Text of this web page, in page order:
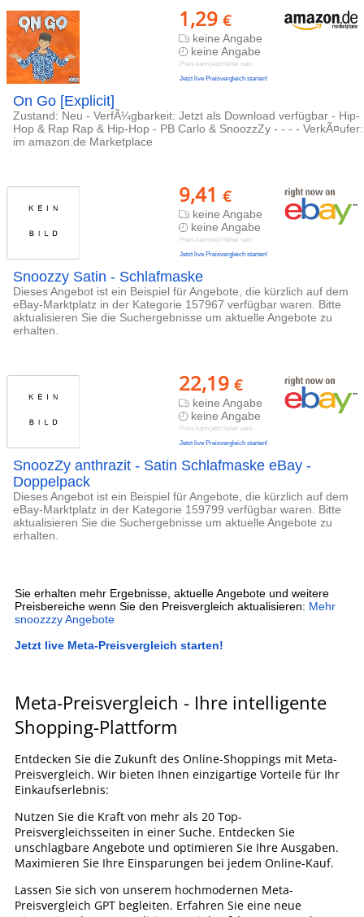
1,29 €
keine Angabe
keine Angabe
Preis kann jetzt höher sein
Jetzt live Preisvergleich starten!
On Go [Explicit]
Zustand: Neu - VerfÃ¼gbarkeit: Jetzt als Download verfügbar - Hip-
Hop & Rap Rap & Hip-Hop - PB Carlo & SnoozzZy - - - - VerkÃ¤ufer:
im amazon.de Marketplace
9,41 €
keine Angabe
keine Angabe
Preis kann jetzt höher sein
Jetzt live Preisvergleich starten!
Snoozzy Satin - Schlafmaske
Dieses Angebot ist ein Beispiel für Angebote, die kürzlich auf dem
eBay-Marktplatz in der Kategorie 157967 verfügbar waren. Bitte
aktualisieren Sie die Suchergebnisse um aktuelle Angebote zu
erhalten.
22,19 €
keine Angabe
keine Angabe
Preis kann jetzt höher sein
Jetzt live Preisvergleich starten!
SnoozZy anthrazit - Satin Schlafmaske eBay -
Doppelpack
Dieses Angebot ist ein Beispiel für Angebote, die kürzlich auf dem
eBay-Marktplatz in der Kategorie 159799 verfügbar waren. Bitte
aktualisieren Sie die Suchergebnisse um aktuelle Angebote zu
erhalten.
Sie erhalten mehr Ergebnisse, aktuelle Angebote und weitere
Preisbereiche wenn Sie den Preisvergleich aktualisieren: Mehr
snoozzzy Angebote
Jetzt live Meta-Preisvergleich starten!
Meta-Preisvergleich - Ihre intelligente
Shopping-Plattform
Entdecken Sie die Zukunft des Online-Shoppings mit Meta-
Preisvergleich. Wir bieten Ihnen einzigartige Vorteile für Ihr
Einkaufserlebnis:
Nutzen Sie die Kraft von mehr als 20 Top-
Preisvergleichsseiten in einer Suche. Entdecken Sie
unschlagbare Angebote und optimieren Sie Ihre Ausgaben.
Maximieren Sie Ihre Einsparungen bei jedem Online-Kauf.
Lassen Sie sich von unserem hochmodernen Meta-
Preisvergleich GPT begleiten. Erfahren Sie eine neue